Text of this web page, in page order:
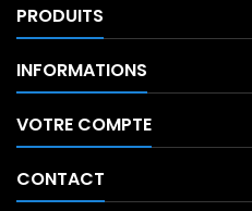
PRODUITS
INFORMATIONS
VOTRE COMPTE
CONTACT